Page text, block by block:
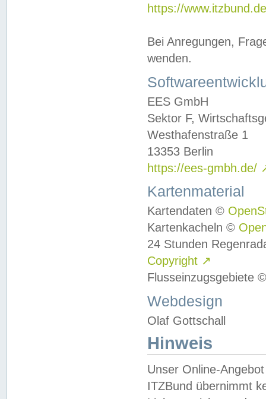
https://
Bei Anregungen,
wenden.
EES GmbH
Sektor F,
Westhafenstraße 1
13353 Berlin
https://ees-gmbh.de/
Kartenmaterial
Kartendaten ©
Kartenkacheln ©
24 Stunden
Copyright ↗
Flusseinzugsgebiete
Webdesign
Olaf Gottschall
Hinweis
Unser Online-
ITZBund übernimmt